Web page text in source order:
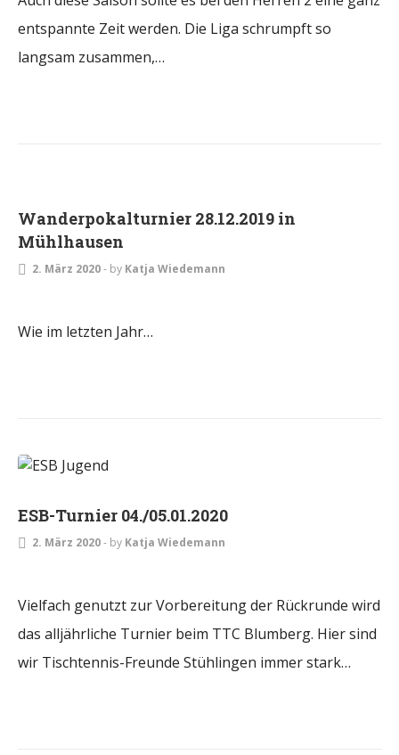
entspannte Zeit werden. Die Liga schrumpft so
langsam zusammen,…
Wanderpokalturnier 28.12.2019 in
Mühlhausen
2. März 2020- by Katja Wiedemann
Wie im letzten Jahr…
ESB-Turnier 04./05.01.2020
2. März 2020- by Katja Wiedemann
Vielfach genutzt zur Vorbereitung der Rückrunde wird
das alljährliche Turnier beim TTC Blumberg. Hier sind
wir Tischtennis-Freunde Stühlingen immer stark…